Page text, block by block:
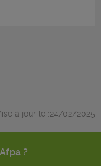
à jour le :24/02/2025
?